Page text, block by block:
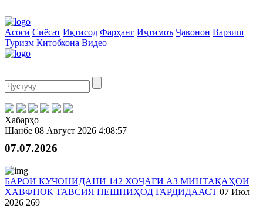
Асосӣ Сиёсат Иқтисод Фарҳанг Иҷтимоъ Ҷавонон Варзиш
Туризм Китобхона Видео
Хабарҳо
Шанбе 08 Август 2026 4:08:57
07.07.2026
БАРОИ КӮЧОНИДАНИ 142 ХОҶАГӢ АЗ МИНТАҚАҲОИ
ХАВФНОК ТАВСИЯ ПЕШНИҲОД ГАРДИДААСТ 07 Июл
2026 269